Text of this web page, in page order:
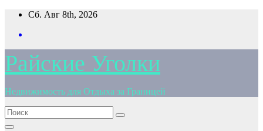
Перейти
содержимому
Сб. Авг 8th, 2026
Райские Уголки
Недвижимость для Отдыха за Границей